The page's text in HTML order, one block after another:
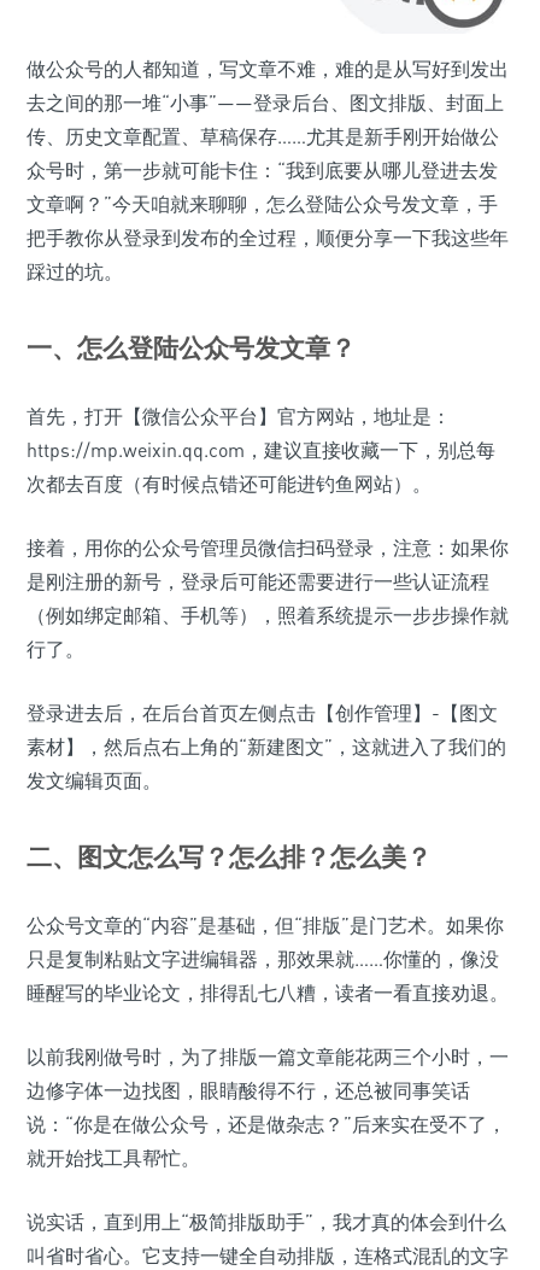
做公众号的人都知道，写文章不难，难的是从写好到发出
去之间的那一堆“小事”——登录后台、图文排版、封面上
传、历史文章配置、草稿保存……尤其是新手刚开始做公
众号时，第一步就可能卡住：“我到底要从哪儿登进去发
文章啊？”今天咱就来聊聊，怎么登陆公众号发文章，手
把手教你从登录到发布的全过程，顺便分享一下我这些年
踩过的坑。
一、怎么登陆公众号发文章？
首先，打开【微信公众平台】官方网站，地址是：
https://mp.weixin.qq.com，建议直接收藏一下，别总每
次都去百度（有时候点错还可能进钓鱼网站）。
接着，用你的公众号管理员微信扫码登录，注意：如果你
是刚注册的新号，登录后可能还需要进行一些认证流程
（例如绑定邮箱、手机等），照着系统提示一步步操作就
行了。
登录进去后，在后台首页左侧点击【创作管理】-【图文
素材】，然后点右上角的“新建图文”，这就进入了我们的
发文编辑页面。
二、图文怎么写？怎么排？怎么美？
公众号文章的“内容”是基础，但“排版”是门艺术。如果你
只是复制粘贴文字进编辑器，那效果就……你懂的，像没
睡醒写的毕业论文，排得乱七八糟，读者一看直接劝退。
以前我刚做号时，为了排版一篇文章能花两三个小时，一
边修字体一边找图，眼睛酸得不行，还总被同事笑话
说：“你是在做公众号，还是做杂志？”后来实在受不了，
就开始找工具帮忙。
说实话，直到用上“极简排版助手”，我才真的体会到什么
叫省时省心。它支持一键全自动排版，连格式混乱的文字